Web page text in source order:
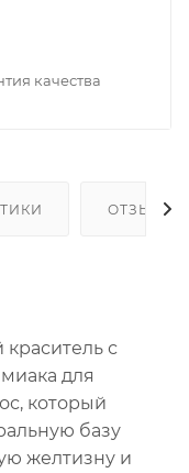
качества
ОТЗЫВЫ
с
для
который
базу
желтизну и